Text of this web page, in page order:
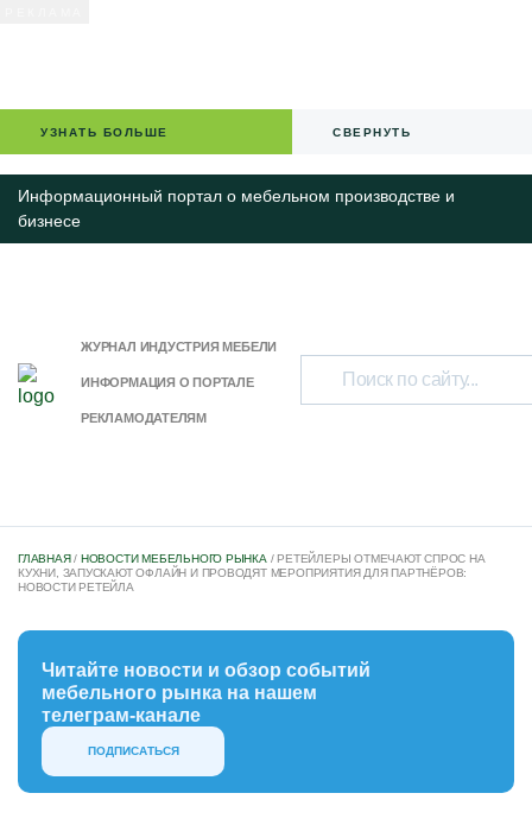
УЗНАТЬ БОЛЬШЕ СВЕРНУТЬ
Информационный портал о мебельном производстве и
бизнесе
ЖУРНАЛ ИНДУСТРИЯ МЕБЕЛИ
ИНФОРМАЦИЯ О ПОРТАЛЕ
РЕКЛАМОДАТЕЛЯМ
ГЛАВНАЯ/ НОВОСТИ МЕБЕЛЬНОГО РЫНКА / РЕТЕЙЛЕРЫ ОТМЕЧАЮТ СПРОС НА
КУХНИ, ЗАПУСКАЮТ ОФЛАЙН И ПРОВОДЯТ МЕРОПРИЯТИЯ ДЛЯ ПАРТНЁРОВ:
НОВОСТИ РЕТЕЙЛА
Читайте новости и обзор событий
мебельного рынка на нашем
телеграм-канале
ПОДПИСАТЬСЯ